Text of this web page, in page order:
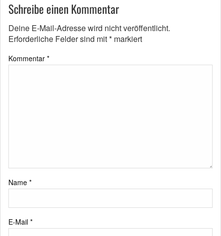
Schreibe einen Kommentar
Deine E-Mail-Adresse wird nicht veröffentlicht.
Erforderliche Felder sind mit* markiert
Kommentar *
Name *
E-Mail *